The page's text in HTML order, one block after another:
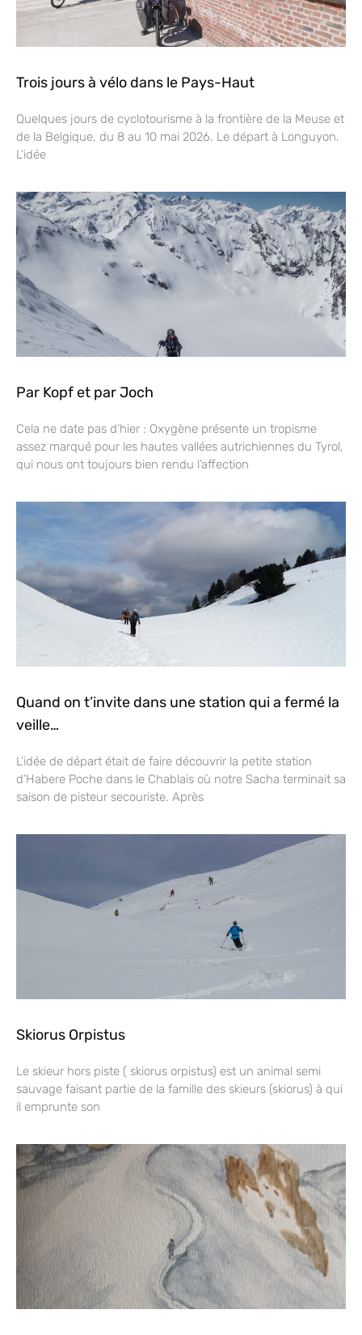
Trois jours à vélo dans le Pays-Haut
Quelques jours de cyclotourisme à la frontière de la Meuse et
de la Belgique, du 8 au 10 mai 2026. Le départ à Longuyon.
L’idée
Par Kopf et par Joch
Cela ne date pas d’hier : Oxygène présente un tropisme
assez marqué pour les hautes vallées autrichiennes du Tyrol,
qui nous ont toujours bien rendu l’affection
Quand on t’invite dans une station qui a fermé la
veille…
L’idée de départ était de faire découvrir la petite station
d’Habere Poche dans le Chablais où notre Sacha terminait sa
saison de pisteur secouriste. Après
Skiorus Orpistus
Le skieur hors piste ( skiorus orpistus) est un animal semi
sauvage faisant partie de la famille des skieurs (skiorus) à qui
il emprunte son